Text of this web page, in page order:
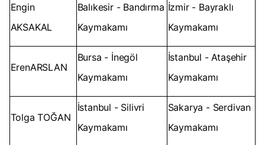
Engin
AKSAKAL
Balıkesir - Bandırma
Kaymakamı
İzmir - Bayraklı
Kaymakamı
ErenARSLAN
Bursa - İnegöl
Kaymakamı
İstanbul - Ataşehir
Kaymakamı
Tolga TOĞAN
İstanbul - Silivri
Kaymakamı
Sakarya - Serdivan
Kaymakamı